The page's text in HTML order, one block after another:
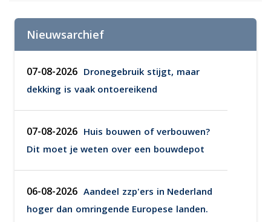
Nieuwsarchief
07-08-2026 Dronegebruik stijgt, maar
dekking is vaak ontoereikend
07-08-2026 Huis bouwen of verbouwen?
Dit moet je weten over een bouwdepot
06-08-2026 Aandeel zzp'ers in Nederland
hoger dan omringende Europese landen.